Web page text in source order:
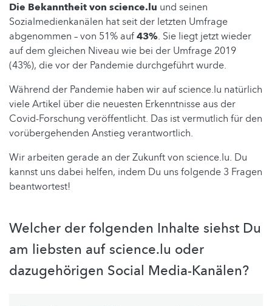
Die Bekanntheit von science.lu und seinen
Sozialmedienkanälen hat seit der letzten Umfrage
abgenommen – von 51% auf43%. Sie liegt jetzt wieder
auf dem gleichen Niveau wie bei der Umfrage 2019
(43%), die vor der Pandemie durchgeführt wurde.
Während der Pandemie haben wir auf science.lu natürlich
viele Artikel über die neuesten Erkenntnisse aus der
Covid-Forschung veröffentlicht. Das ist vermutlich für den
vorübergehenden Anstieg verantwortlich.
Wir arbeiten gerade an der Zukunft von science.lu. Du
kannst uns dabei helfen, indem Du uns folgende 3 Fragen
beantwortest!
Welcher der folgenden Inhalte siehst Du
am liebsten auf science.lu oder
dazugehörigen Social Media-Kanälen?